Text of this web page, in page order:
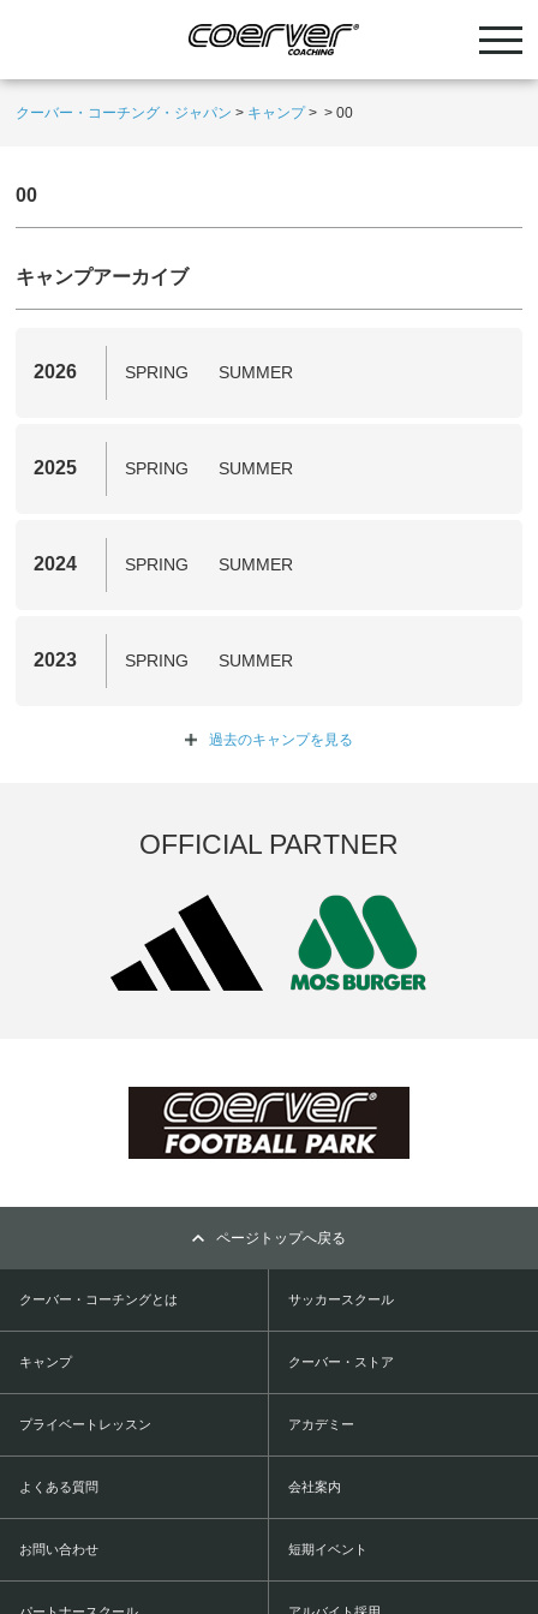
クーバー・コーチング・ジャパン > キャンプ> >00
00
キャンプアーカイブ
2026 SPRING SUMMER
2025 SPRING SUMMER
2024 SPRING SUMMER
2023 SPRING SUMMER
過去のキャンプを 見る
OFFICIAL PARTNER
ページトップへ戻る
クーバー・コーチングとは サッカースクール
キャンプ クーバー・ストア
プライベートレッスン アカデミー
よくある質問 会社案内
お問い合わせ 短期イベント